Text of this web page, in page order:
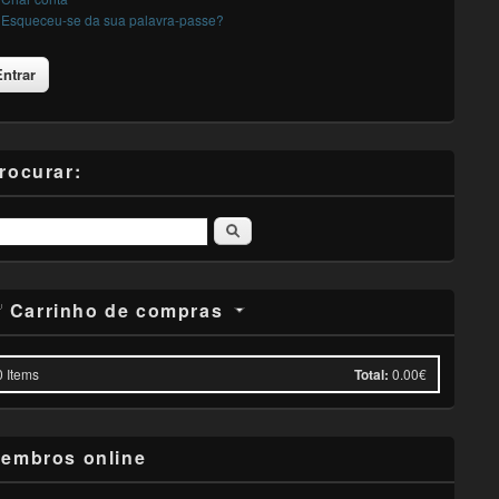
Esqueceu-se da sua palavra-passe?
Pesquisar
Carrinho de compras
Items Total: 0.00€
online